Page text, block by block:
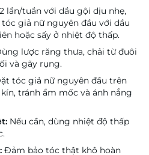
lần/tuần với dầu gội dịu nhẹ,
giả nữ nguyên đầu với dầu
hoặc sấy ở nhiệt độ thấp.
lược răng thưa, chải từ đuôi
và gãy rụng.
tóc giả nữ nguyên đầu trên
tránh ẩm mốc và ánh nắng
Nếu cần, dùng nhiệt độ thấp
Đảm bảo tóc thật khô hoàn